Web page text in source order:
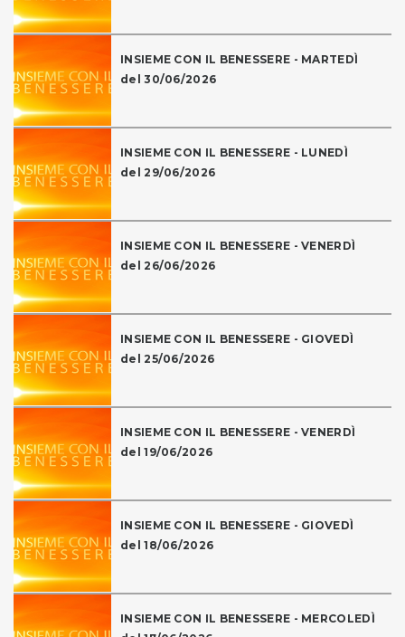
INSIEME CON IL BENESSERE - MARTEDÌ
del 30/06/2026
INSIEME CON IL BENESSERE - LUNEDÌ
del 29/06/2026
INSIEME CON IL BENESSERE - VENERDÌ
del 26/06/2026
INSIEME CON IL BENESSERE - GIOVEDÌ
del 25/06/2026
INSIEME CON IL BENESSERE - VENERDÌ
del 19/06/2026
INSIEME CON IL BENESSERE - GIOVEDÌ
del 18/06/2026
INSIEME CON IL BENESSERE - MERCOLEDÌ